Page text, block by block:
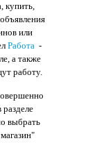
купить,
или
Работа-
а также
работу.
разделе
выбрать